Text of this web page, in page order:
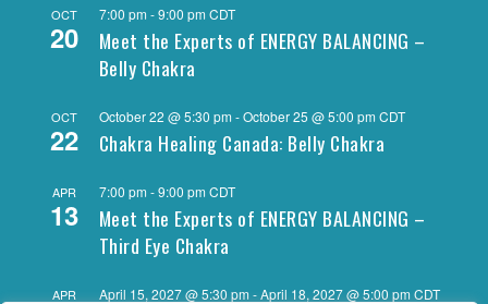
OCT
20
7:00 pm -9:00 pm CDT
Meet the Experts of ENERGY BALANCING –
Belly Chakra
OCT
22
October 22 @ 5:30 pm -October 25 @ 5:00 pm CDT
Chakra Healing Canada: Belly Chakra
APR
13
7:00 pm -9:00 pm CDT
Meet the Experts of ENERGY BALANCING –
Third Eye Chakra
APR April 15, 2027 @ 5:30 pm-April 18, 2027 @ 5:00 pmCDT